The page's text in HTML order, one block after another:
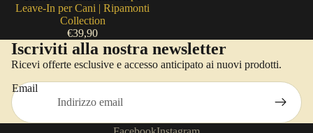
Leave-In per Cani | Ripamonti
Collection
€39,90
Iscriviti alla nostra newsletter
Ricevi offerte esclusive e accesso anticipato ai nuovi prodotti.
Email